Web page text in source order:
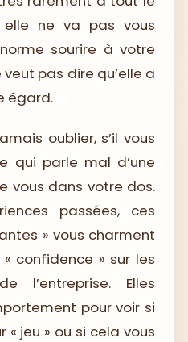
elle ne va pas vous
sourire à votre
pas dire qu’elle a
égard.
oublier, s’il vous
qui parle mal d’une
vous dans votre dos.
passées, ces
» vous charment
confidence » sur les
l’entreprise. Elles
pour voir si
« jeu » ou si cela vous